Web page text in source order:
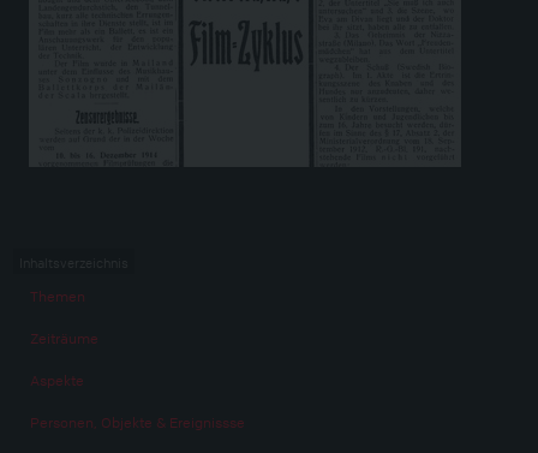
Themen
Zeiträume
Aspekte
Personen, Objekte & Ereignissse